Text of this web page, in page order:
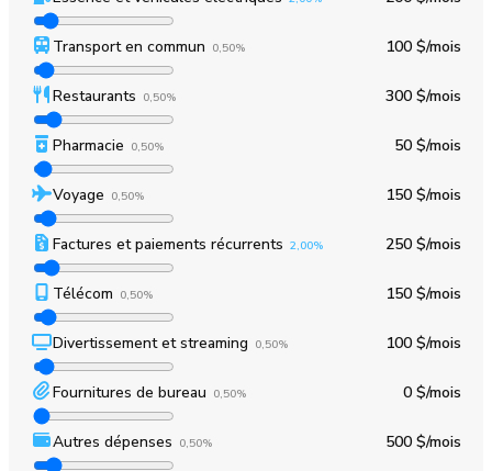
Transport en commun 0,50% 100 $/mois
Restaurants 0,50% 300 $/mois
Pharmacie 0,50% 50 $/mois
Voyage 0,50% 150 $/mois
Factures et paiements récurrents 2,00% 250 $/mois
Télécom 0,50% 150 $/mois
Divertissement et streaming 0,50% 100 $/mois
Fournitures de bureau 0,50% 0 $/mois
Autres dépenses 0,50% 500 $/mois